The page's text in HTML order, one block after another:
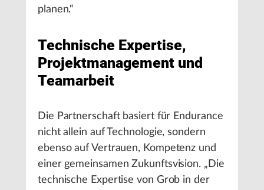
planen.“
Technische Expertise,
Projektmanagement und
Teamarbeit
Die Partnerschaft basiert für Endurance
nicht allein auf Technologie, sondern
ebenso auf Vertrauen, Kompetenz und
einer gemeinsamen Zukunftsvision. „Die
technische Expertise von Grob in der